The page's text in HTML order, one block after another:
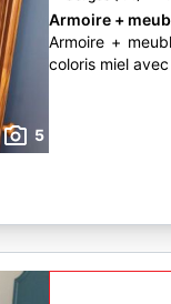
5
Armoire +
Armoire +
coloris miel